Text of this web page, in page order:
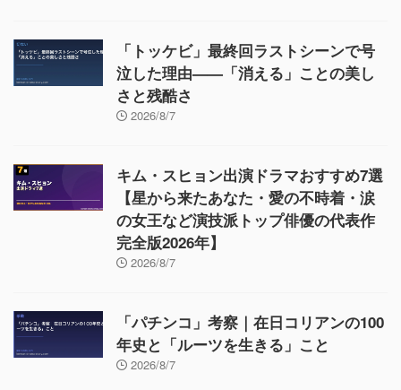
「トッケビ」最終回ラストシーンで号
泣した理由——「消える」ことの美し
さと残酷さ
2026/8/7
キム・スヒョン出演ドラマおすすめ7選
【星から来たあなた・愛の不時着・涙
の女王など演技派トップ俳優の代表作
完全版2026年】
2026/8/7
「パチンコ」考察｜在日コリアンの100
年史と「ルーツを生きる」こと
2026/8/7